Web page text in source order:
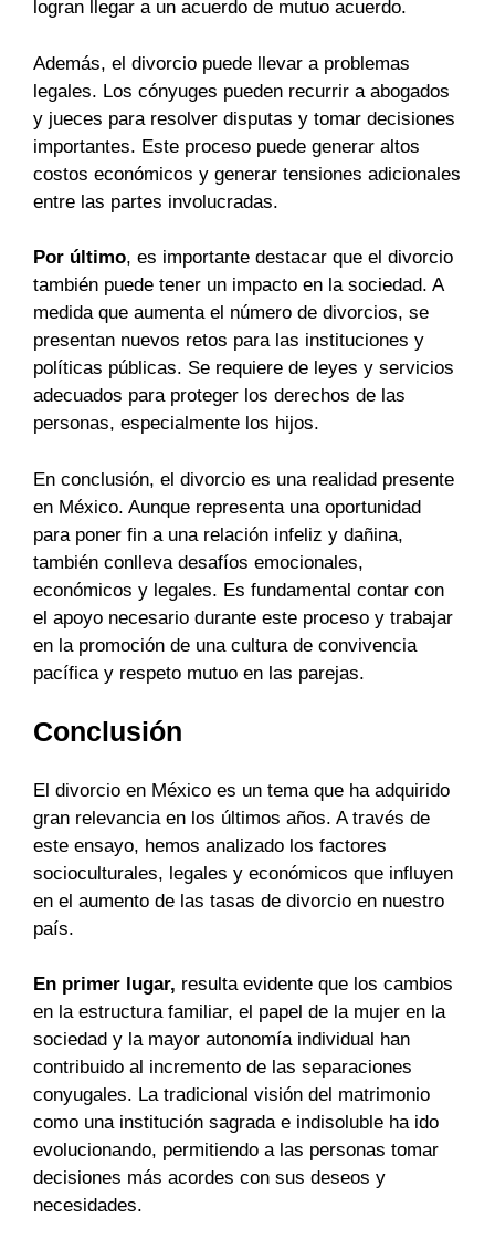
logran llegar a un acuerdo de mutuo acuerdo.
Además, el divorcio puede llevar a problemas
legales. Los cónyuges pueden recurrir a abogados
y jueces para resolver disputas y tomar decisiones
importantes. Este proceso puede generar altos
costos económicos y generar tensiones adicionales
entre las partes involucradas.
Por último, es importante destacar que el divorcio
también puede tener un impacto en la sociedad. A
medida que aumenta el número de divorcios, se
presentan nuevos retos para las instituciones y
políticas públicas. Se requiere de leyes y servicios
adecuados para proteger los derechos de las
personas, especialmente los hijos.
En conclusión, el divorcio es una realidad presente
en México. Aunque representa una oportunidad
para poner fin a una relación infeliz y dañina,
también conlleva desafíos emocionales,
económicos y legales. Es fundamental contar con
el apoyo necesario durante este proceso y trabajar
en la promoción de una cultura de convivencia
pacífica y respeto mutuo en las parejas.
Conclusión
El divorcio en México es un tema que ha adquirido
gran relevancia en los últimos años. A través de
este ensayo, hemos analizado los factores
socioculturales, legales y económicos que influyen
en el aumento de las tasas de divorcio en nuestro
país.
En primer lugar, resulta evidente que los cambios
en la estructura familiar, el papel de la mujer en la
sociedad y la mayor autonomía individual han
contribuido al incremento de las separaciones
conyugales. La tradicional visión del matrimonio
como una institución sagrada e indisoluble ha ido
evolucionando, permitiendo a las personas tomar
decisiones más acordes con sus deseos y
necesidades.